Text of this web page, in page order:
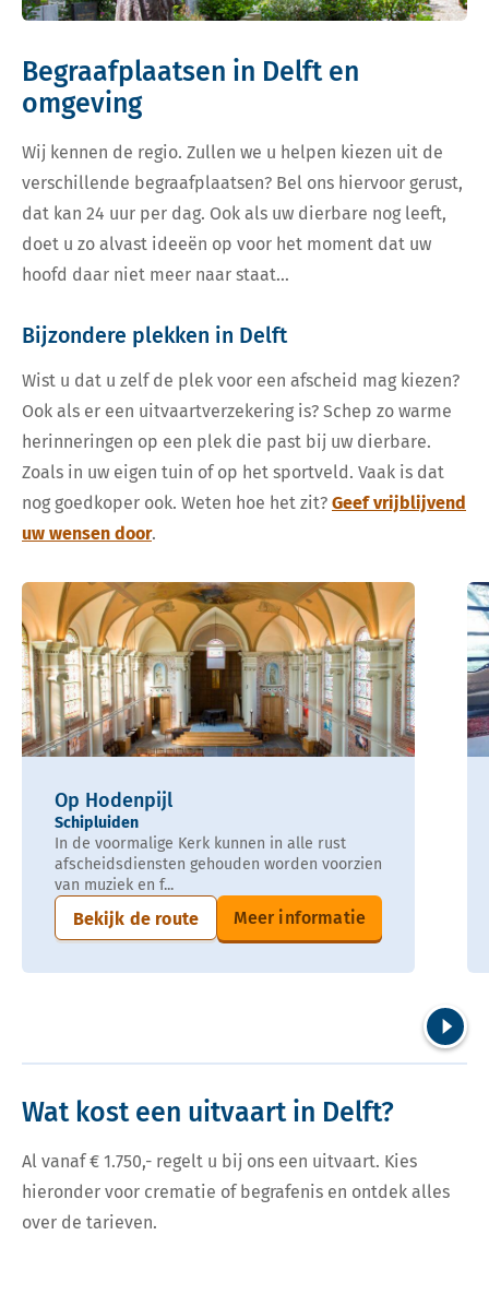
Begraafplaatsen in Delft en
omgeving
Wij kennen de regio. Zullen we u helpen kiezen uit de
verschillende begraafplaatsen? Bel ons hiervoor gerust,
dat kan 24 uur per dag. Ook als uw dierbare nog leeft,
doet u zo alvast ideeën op voor het moment dat uw
hoofd daar niet meer naar staat…
Bijzondere plekken in Delft
Wist u dat u zelf de plek voor een afscheid mag kiezen?
Ook als er een uitvaartverzekering is? Schep zo warme
herinneringen op een plek die past bij uw dierbare.
Zoals in uw eigen tuin of op het sportveld. Vaak is dat
nog goedkoper ook. Weten hoe het zit? Geef vrijblijvend
uw wensen door.
Op Hodenpijl
Schipluiden
In de voormalige Kerk kunnen in alle rust
afscheidsdiensten gehouden worden voorzien
van muziek en f...
Bekijk de route Meer informatie
Wat kost een uitvaart in Delft?
Al vanaf € 1.750,- regelt u bij ons een uitvaart. Kies
hieronder voor crematie of begrafenis en ontdek alles
over de tarieven.